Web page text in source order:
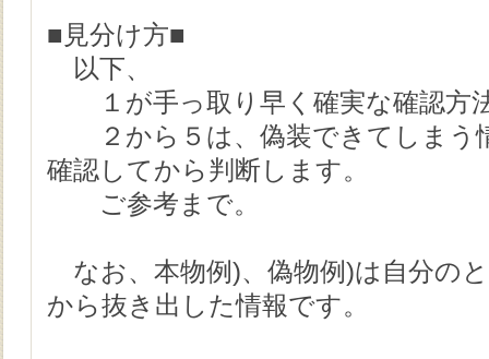
■見分け方■
以下、
１が手っ取り早く確実な確認方
２から５は、偽装できてしまう
確認してから判断します。
ご参考まで。
なお、本物例)、偽物例)は自分の
から抜き出した情報です。